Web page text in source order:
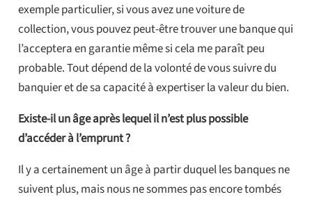
exemple particulier, si vous avez une voiture de
collection, vous pouvez peut-être trouver une banque qui
l’acceptera en garantie même si cela me paraît peu
probable. Tout dépend de la volonté de vous suivre du
banquier et de sa capacité à expertiser la valeur du bien.
Existe-il un âge après lequel il n’est plus possible
d’accéder à l’emprunt ?
Il y a certainement un âge à partir duquel les banques ne
suivent plus, mais nous ne sommes pas encore tombés